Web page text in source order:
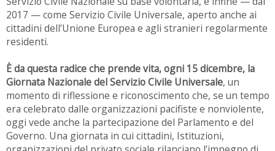
2017 — come Servizio Civile Universale, aperto anche ai
cittadini dell’Unione Europea e agli stranieri regolarmente
residenti.
È da questa radice che prende vita, ogni 15 dicembre, la
Giornata Nazionale del Servizio Civile Universale, un
momento di riflessione e riconoscimento che, se un tempo
era celebrato dalle organizzazioni pacifiste e nonviolente,
oggi vede anche la partecipazione del Parlamento e del
Governo. Una giornata in cui cittadini, Istituzioni,